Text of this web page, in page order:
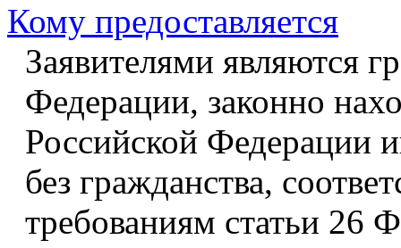
Кому предоставляется
Заявителями являются
Федерации, законно
Российской Федерации
без гражданства,
требованиям статьи 26